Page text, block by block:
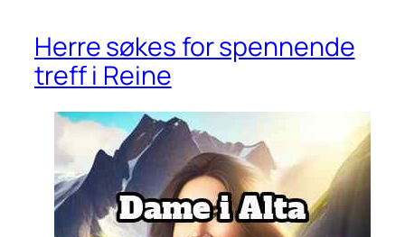
Herre søkes for spennende
treff i Reine